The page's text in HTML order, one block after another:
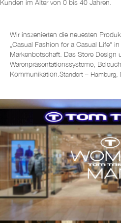
Kunden im Alter von 0 bis 40 Jahren.
Wir inszenierten die neuesten
„Casual Fashion for a Casual Life“
Markenbotschaft. Das Store Design
Warenpräsentationssysteme,
Kommunikation. Standort – Hamburg,